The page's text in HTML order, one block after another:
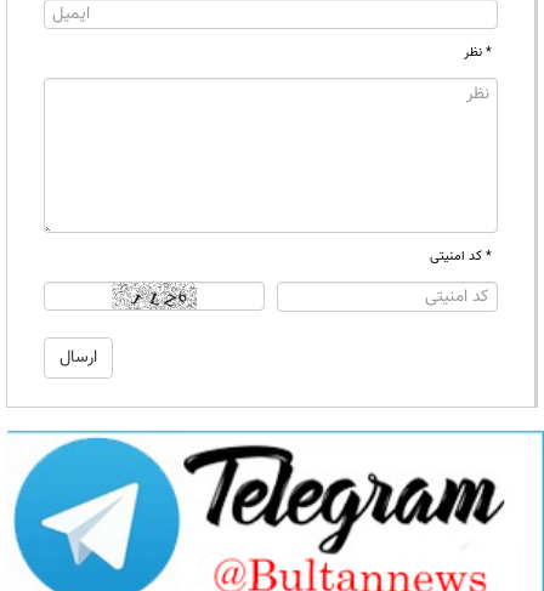
* نظر
* کد امنیتی